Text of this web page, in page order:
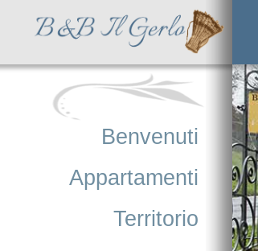
Benvenuti
Appartamenti
Territorio